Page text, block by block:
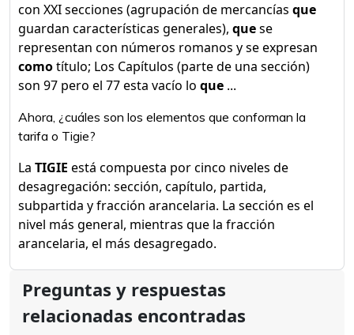
con XXI secciones (agrupación de mercancías que
guardan características generales), quese
representan con números romanos y se expresan
comotítulo; Los Capítulos (parte de una sección)
son 97 pero el 77 esta vacío lo que ...
Ahora, ¿cuáles son los elementos que conforman la
tarifa o Tigie?
La TIGIE está compuesta por cinco niveles de
desagregación: sección, capítulo, partida,
subpartida y fracción arancelaria. La sección es el
nivel más general, mientras que la fracción
arancelaria, el más desagregado.
Preguntas y respuestas
relacionadas encontradas